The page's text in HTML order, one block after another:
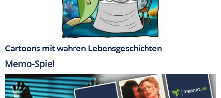
Cartoons mit wahren Lebensgeschichten
Memo-Spiel